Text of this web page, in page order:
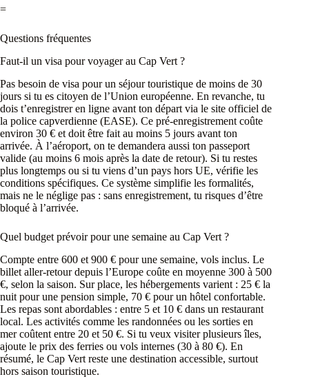
=
Questions fréquentes
Faut-il un visa pour voyager au Cap Vert ?
Pas besoin de visa pour un séjour touristique de moins de 30
jours si tu es citoyen de l’Union européenne. En revanche, tu
dois t’enregistrer en ligne avant ton départ via le site officiel de
la police capverdienne (EASE). Ce pré-enregistrement coûte
environ 30 € et doit être fait au moins 5 jours avant ton
arrivée. À l’aéroport, on te demandera aussi ton passeport
valide (au moins 6 mois après la date de retour). Si tu restes
plus longtemps ou si tu viens d’un pays hors UE, vérifie les
conditions spécifiques. Ce système simplifie les formalités,
mais ne le néglige pas : sans enregistrement, tu risques d’être
bloqué à l’arrivée.
Quel budget prévoir pour une semaine au Cap Vert ?
Compte entre 600 et 900 € pour une semaine, vols inclus. Le
billet aller-retour depuis l’Europe coûte en moyenne 300 à 500
€, selon la saison. Sur place, les hébergements varient : 25 € la
nuit pour une pension simple, 70 € pour un hôtel confortable.
Les repas sont abordables : entre 5 et 10 € dans un restaurant
local. Les activités comme les randonnées ou les sorties en
mer coûtent entre 20 et 50 €. Si tu veux visiter plusieurs îles,
ajoute le prix des ferries ou vols internes (30 à 80 €). En
résumé, le Cap Vert reste une destination accessible, surtout
hors saison touristique.